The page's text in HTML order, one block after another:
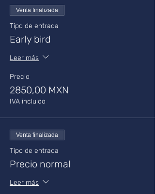
Venta finalizada
Tipo de entrada
Early bird
Leer más
Precio
2850,00 MXN
IVA incluido
Venta finalizada
Tipo de entrada
Precio normal
Leer más